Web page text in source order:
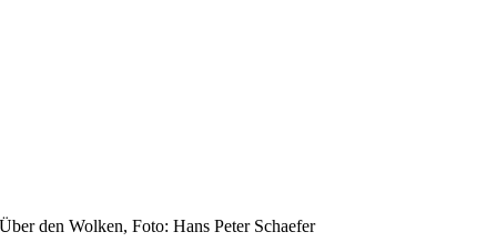
Über den Wolken, Foto: Hans Peter Schaefer